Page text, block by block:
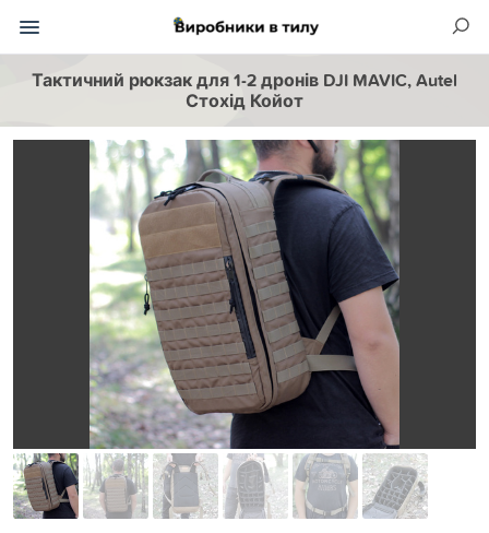
Тактичний рюкзак для 1-2 дронів DJI MAVIC, Autel
Стохід Койот